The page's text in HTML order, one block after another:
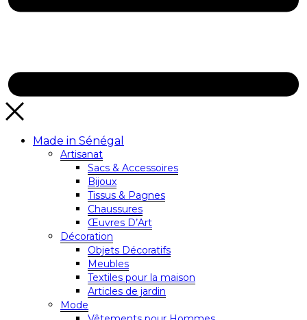
Made in Sénégal
Artisanat
Sacs & Accessoires
Bijoux
Tissus & Pagnes
Chaussures
Œuvres D’Art
Décoration
Objets Décoratifs
Meubles
Textiles pour la maison
Articles de jardin
Mode